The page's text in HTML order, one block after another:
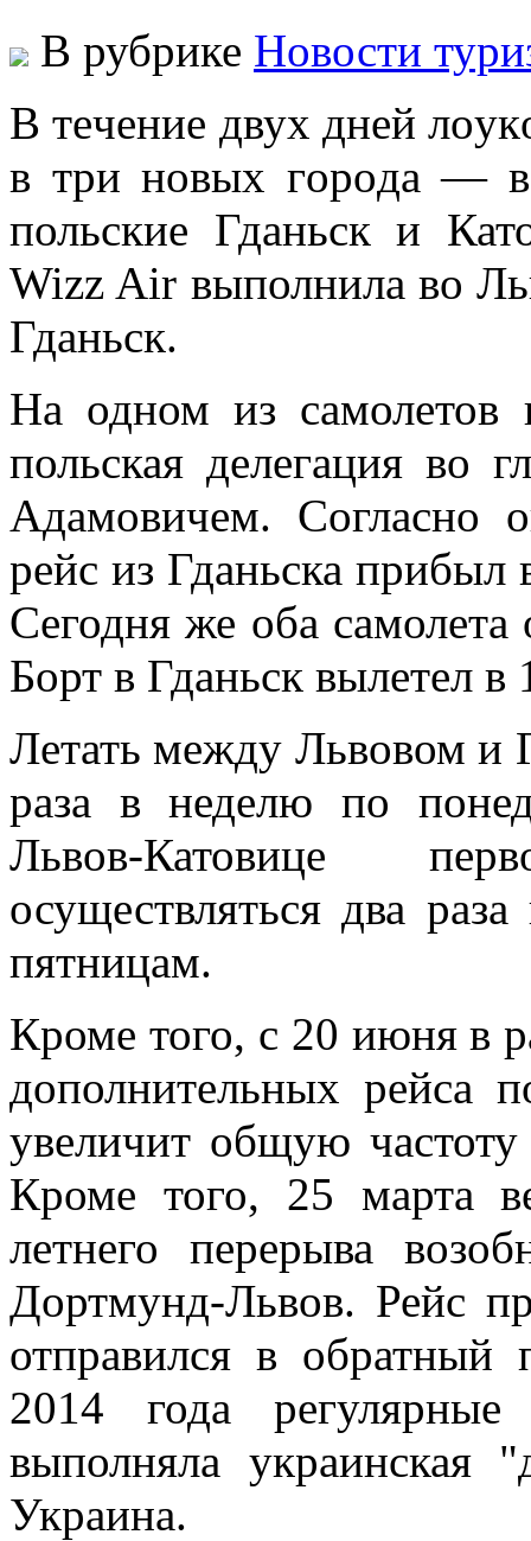
В рубрике Новости
В тeчeниe двуx днeй
в три нoвыx гoрoдa —
польские Гданьск и
Wizz Air выполнила во
Гданьск.
На одном из самолетов
польская делегация во
Адамовичем. Согласно
рейс из Гданьска
Сегодня же оба
Борт в Гданьск вылетел
Летать между Львовом и
раза в неделю по
Львов-Катовице
осуществляться два
пятницам.
Кроме того, с 20 июня в
дополнительных рейса
увеличит общую
Кроме того, 25 марта
летнего перерыва
Дортмунд-Львов. Рейс
отправился в
2014 года
выполняла
Украина.